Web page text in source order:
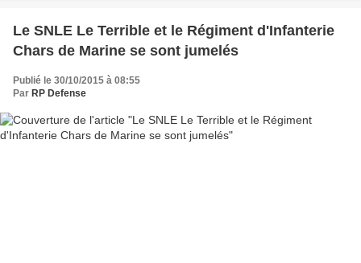
Le SNLE Le Terrible et le Régiment d'Infanterie
Chars de Marine se sont jumelés
Publié le 30/10/2015 à 08:55
Par RP Defense